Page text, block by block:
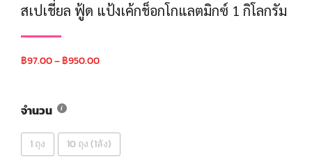
สเปเชี่ยล ฟู้ด แป้งเค้กช็อกโกแลตมิกซ์ 1 กิโลกรัม
฿97.00–฿950.00
จำนวน
1 ถุง 10 ถุง (1ลัง)